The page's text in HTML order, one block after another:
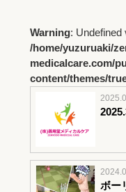
Warning: Undefined
/home/yuzuruaki/
medicalcare.com/
content/themes/
ボー